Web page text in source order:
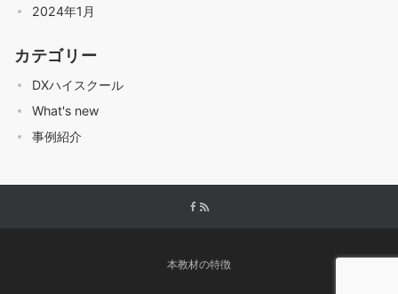
2024年1月
カテゴリー
DXハイスクール
What's new
事例紹介
本教材の特徴